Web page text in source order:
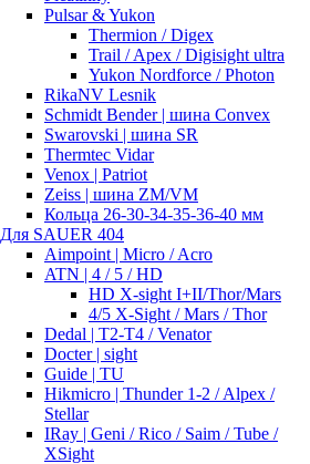
Pulsar & Yukon
Thermion / Digex
Trail / Apex / Digisight ultra
Yukon Nordforce / Photon
RikaNV Lesnik
Schmidt Bender | шина Convex
Swarovski | шина SR
Thermtec Vidar
Venox | Patriot
Zeiss | шина ZM/VM
Кольца 26-30-34-35-36-40 мм
Для SAUER 404
Aimpoint | Micro / Acro
ATN | 4 / 5 / HD
HD X-sight I+II/Thor/Mars
4/5 X-Sight / Mars / Thor
Dedal | T2-T4 / Venator
Docter | sight
Guide | TU
Hikmicro | Thunder 1-2 / Alpex /
Stellar
IRay | Geni / Rico / Saim / Tube /
XSight